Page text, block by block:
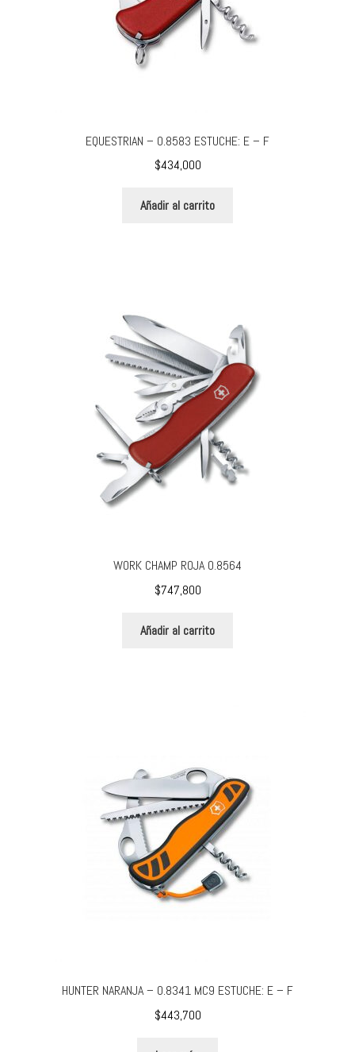
EQUESTRIAN – 0.8583 ESTUCHE: E – F
$434,000
Añadir al carrito
WORK CHAMP ROJA 0.8564
$747,800
Añadir al carrito
HUNTER NARANJA – 0.8341 MC9 ESTUCHE: E – F
$443,700